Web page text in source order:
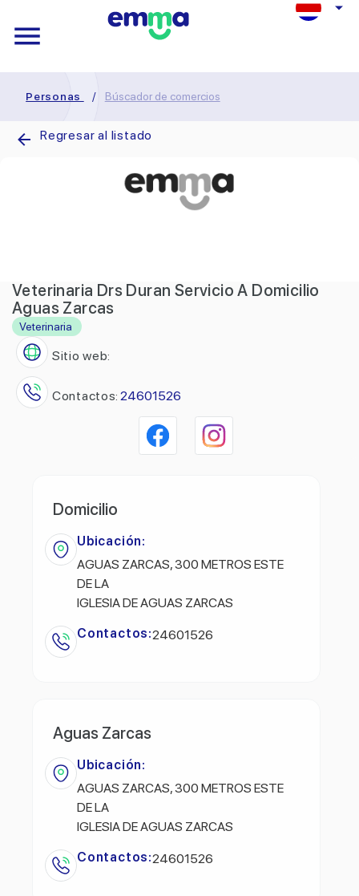
Personas / Búscador de comercios
Regresar al listado
Veterinaria Drs Duran Servicio A Domicilio
Aguas Zarcas
Veterinaria
Sitio web:
Contactos: 24601526
Domicilio
Ubicación:
AGUAS ZARCAS, 300 METROS ESTE
DE LA
IGLESIA DE AGUAS ZARCAS
Contactos:24601526
Aguas Zarcas
Ubicación:
AGUAS ZARCAS, 300 METROS ESTE
DE LA
IGLESIA DE AGUAS ZARCAS
Contactos:24601526